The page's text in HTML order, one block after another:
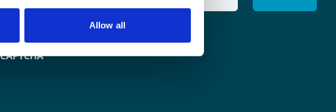
Allow all
*
Oui, je m'inscris à la newsletter
CAPTCHA